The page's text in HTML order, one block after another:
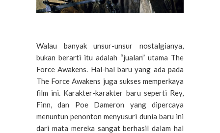
Walau banyak unsur-unsur nostalgianya,
bukan berarti itu adalah “jualan” utama The
Force Awakens. Hal-hal baru yang ada pada
The Force Awakens juga sukses memperkaya
film ini. Karakter-karakter baru seperti Rey,
Finn, dan Poe Dameron yang dipercaya
menuntun penonton menyusuri dunia baru ini
dari mata mereka sangat berhasil dalam hal